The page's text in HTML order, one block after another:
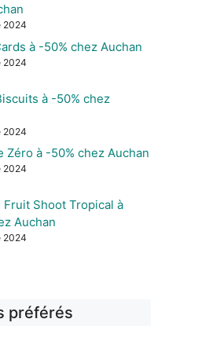
2024
à -50% chez Auchan
2024
à -50% chez
2024
Zéro à -50% chez Auchan
2024
Fruit Shoot Tropical à
Auchan
2024
préférés